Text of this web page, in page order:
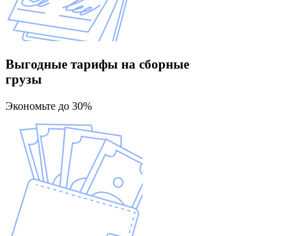
Выгодные тарифы на сборные
грузы
Экономьте до 30%